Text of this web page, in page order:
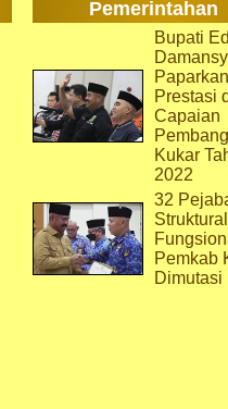
Pemerintahan
Bupati
Paparkan
Prestasi
Capaian
Kukar
2022
32
Pemkab
Dimutasi